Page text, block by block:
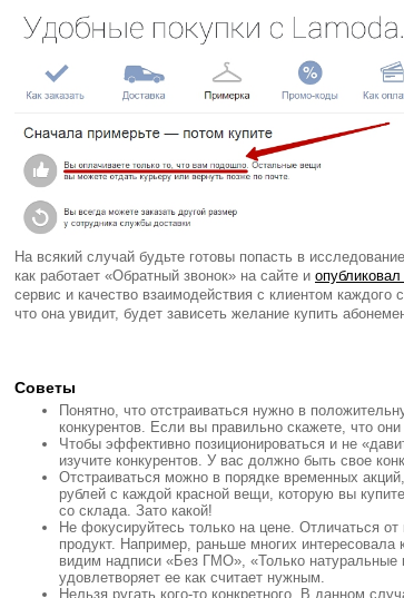
На всякий случай будьте готовы попасть в
как работает «Обратный звонок» на сайте и
сервис и качество взаимодействия с клиентом каждого
что она увидит, будет зависеть желание купить
Советы
Понятно, что отстраиваться нужно в
конкурентов. Если вы правильно скажете, что
Чтобы эффективно позиционироваться и не
изучите конкурентов. У вас должно быть свое
Отстраиваться можно в порядке временных
рублей с каждой красной вещи, которую вы
со склада. Зато какой!
Не фокусируйтесь только на цене. Отличаться
продукт. Например, раньше многих
видим надписи «Без ГМО», «Только натуральные
удовлетворяет ее как считает нужным.
Нельзя ругать кого-то конкретного. В данном